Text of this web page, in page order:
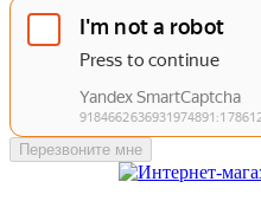
Перезвоните мне